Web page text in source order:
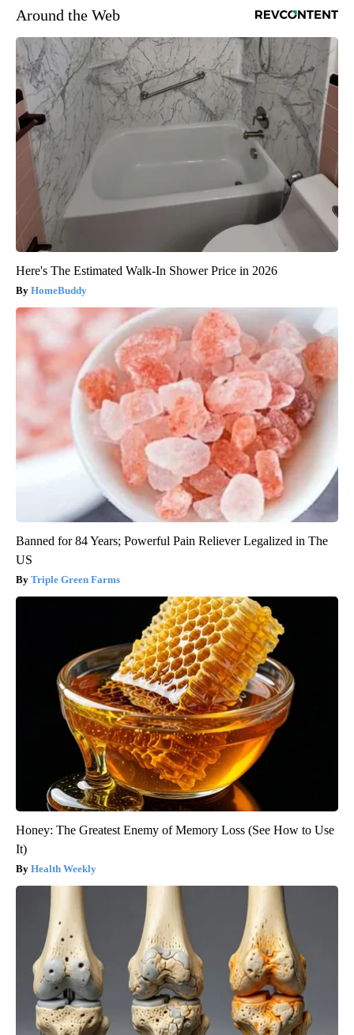
Around the Web
Here's The Estimated Walk-In Shower Price in 2026
HomeBuddy
Banned for 84 Years; Powerful Pain Reliever Legalized in The
US
Triple Green Farms
Honey: The Greatest Enemy of Memory Loss (See How to Use
It)
Health Weekly